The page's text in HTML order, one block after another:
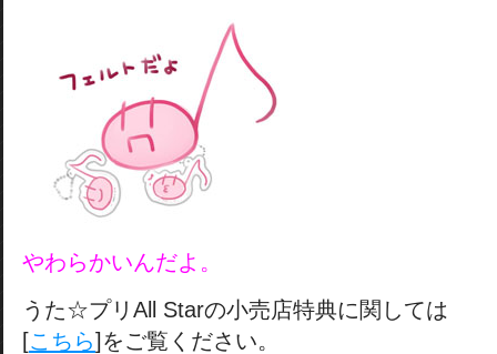
やわらかいんだよ。
うた☆プリAll Starの小売店特典に関しては
[こちら]をご覧ください。